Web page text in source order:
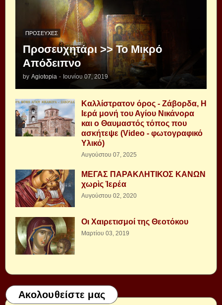
ΠΡΟΣΕΥΧΈΣ
Προσευχητάρι >> Το Μικρό
Απόδειπνο
by Agiotopia - Ιουνίου 07, 2019
Καλλίστρατον όρος - Ζάβορδα, Η
Ιερά μονή του Αγίου Νικάνορα
και ο Θαυμαστός τόπος που
ασκήτεψε (Video - φωτογραφικό
Υλικό)
Αυγούστου 07, 2025
ΜΕΓΑΣ ΠΑΡΑΚΛΗΤΙΚΟΣ ΚΑΝΩΝ
χωρὶς Ἱερέα
Αυγούστου 02, 2020
Οι Χαιρετισμοί της Θεοτόκου
Μαρτίου 03, 2019
Ακολουθείστε μας